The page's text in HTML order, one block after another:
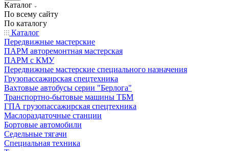
Каталог
По всему сайту
По каталогу
Каталог
Передвижные мастерские
ПАРМ авторемонтная мастерская
ПАРМ с КМУ
Передвижные мастерские специального назначения
Грузопассажирская спецтехника
Вахтовые автобусы серии "Берлога"
Транспортно-бытовые машины ТБМ
ГПА грузопассажирская спецтехника
Маслораздаточные станции
Бортовые автомобили
Седельные тягачи
Специальная техника